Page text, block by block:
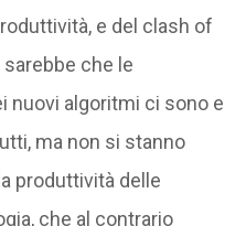
e del clash of
che le
nuovi algoritmi ci sono e
ma non si stanno
produttività delle
che al contrario